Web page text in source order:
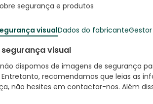
segurança e produtos
visualDados do fabricante
segurança visual
dispomos de imagens de segurança
recomendamos que leias as
não hesites em contactar-nos. Além